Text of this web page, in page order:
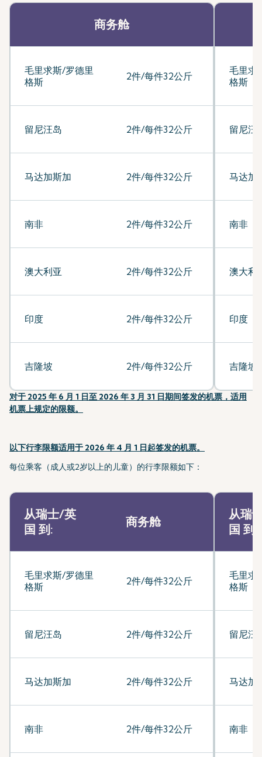
商务舱
毛里求斯/罗德里
格斯
2件/每件32公斤
留尼汪岛 2件/每件32公斤
马达加斯加 2件/每件32公斤
南非 2件/每件32公斤
澳大利亚 2件/每件32公斤
印度 2件/每件32公斤
吉隆坡 2件/每件32公斤
毛里求
格斯
留尼汪
马达加
南非
澳大利
印度
吉隆坡
对于 2025 年 6 月 1 日至 2026 年 3 月 31 日期间签发的机票，适用
机票上规定的限额。
以下行李限额适用于 2026 年 4 月 1 日起签发的机票。
每位乘客（成人或2岁以上的儿童）的行李限额如下：
从瑞士/英
国 到:
商务舱
毛里求斯/罗德里
格斯
2件/每件32公斤
留尼汪岛 2件/每件32公斤
马达加斯加 2件/每件32公斤
南非 2件/每件32公斤
从瑞
国 到:
毛里求
格斯
留尼汪
马达加
南非